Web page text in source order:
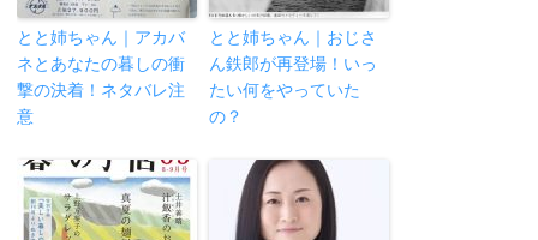
とと姉ちゃん｜アカバ
ネとあなたの暮しの衝
撃の決着！ネタバレ注
意
とと姉ちゃん｜おじさ
ん鉄郎が再登場！いっ
たい何をやっていた
の？